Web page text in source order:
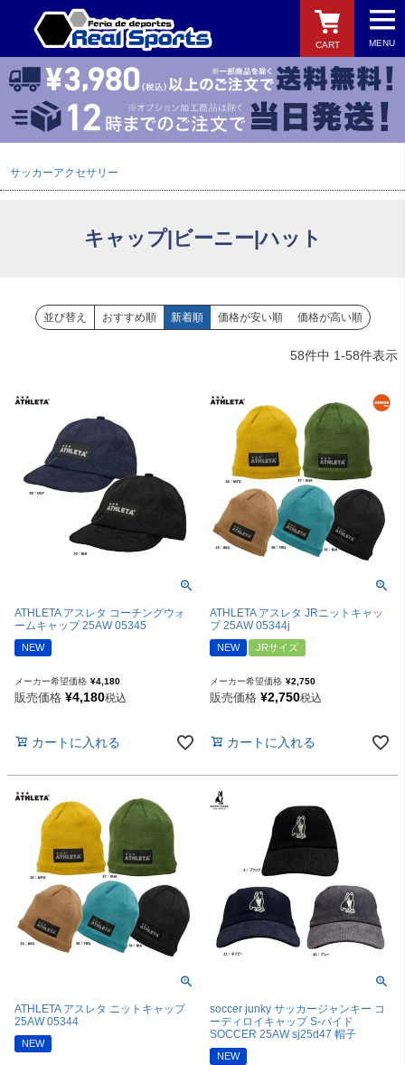
MENU
CART
サッカーアクセサリー
キャップ|ビーニー|ハット
並び替え おすすめ順 新着順 価格が安い順 価格が高い順
58件中 1-58件表示
ATHLETA アスレタ コーチングウォ
ームキャップ 25AW 05345
NEW
メーカー希望価格 ¥4,180
販売価格 ¥4,180税込
カートに入れる
ATHLETA アスレタ JRニットキャッ
プ 25AW 05344j
NEW JRサイズ
メーカー希望価格 ¥2,750
販売価格 ¥2,750税込
カートに入れる
ATHLETA アスレタ ニットキャップ
25AW 05344
NEW
soccer junky サッカージャンキー コ
ーディロイキャップ S-パイド
SOCCER 25AW sj25d47 帽子
NEW